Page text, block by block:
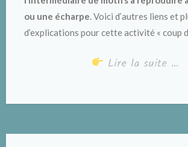
ou une écharpe. Voici d’autres liens et
d’explications pour cette activité « coup
Lire la suite …